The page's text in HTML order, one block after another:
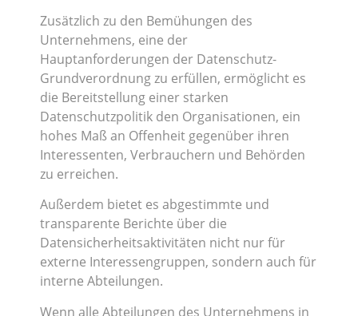
Zusätzlich zu den Bemühungen des
Unternehmens, eine der
Hauptanforderungen der Datenschutz-
Grundverordnung zu erfüllen, ermöglicht es
die Bereitstellung einer starken
Datenschutzpolitik den Organisationen, ein
hohes Maß an Offenheit gegenüber ihren
Interessenten, Verbrauchern und Behörden
zu erreichen.
Außerdem bietet es abgestimmte und
transparente Berichte über die
Datensicherheitsaktivitäten nicht nur für
externe Interessengruppen, sondern auch für
interne Abteilungen.
Wenn alle Abteilungen des Unternehmens in